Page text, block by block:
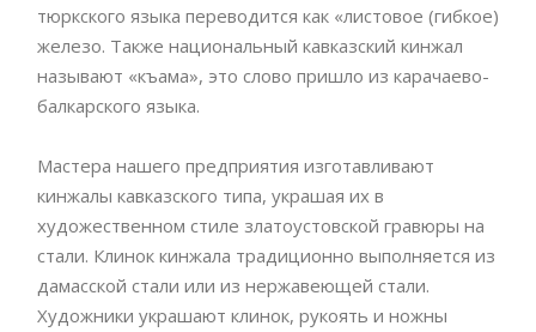
тюркского языка переводится как «листовое (гибкое)
железо. Также национальный кавказский кинжал
называют «къама», это слово пришло из карачаево-
балкарского языка.
Мастера нашего предприятия изготавливают
кинжалы кавказского типа, украшая их в
художественном стиле златоустовской гравюры на
стали. Клинок кинжала традиционно выполняется из
дамасской стали или из нержавеющей стали.
Художники украшают клинок, рукоять и ножны